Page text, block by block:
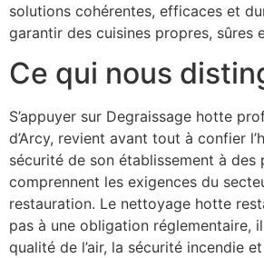
solutions cohérentes, efficaces et
garantir des cuisines propres, sûres
Ce qui nous
S’appuyer sur Degraissage hotte
d’Arcy, revient avant tout à confier
sécurité de son établissement à des
comprennent les exigences du
restauration. Le nettoyage hotte
pas à une obligation réglementaire,
qualité de l’air, la sécurité incendie